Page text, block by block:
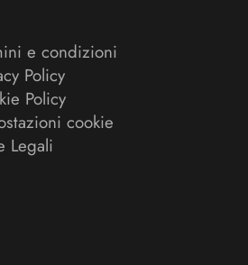
e condizioni
Policy
Policy
cookie
Legali